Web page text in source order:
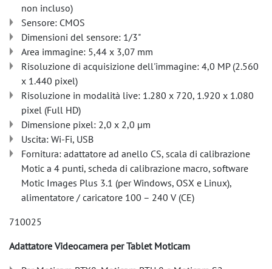
non incluso)
Sensore: CMOS
Dimensioni del sensore: 1/3"
Area immagine: 5,44 x 3,07 mm
Risoluzione di acquisizione dell'immagine: 4,0 MP (2.560
x 1.440 pixel)
Risoluzione in modalità live: 1.280 x 720, 1.920 x 1.080
pixel (Full HD)
Dimensione pixel: 2,0 x 2,0 µm
Uscita: Wi-Fi, USB
Fornitura: adattatore ad anello CS, scala di calibrazione
Motic a 4 punti, scheda di calibrazione macro, software
Motic Images Plus 3.1 (per Windows, OSX e Linux),
alimentatore / caricatore 100 – 240 V (CE)
710025
Adattatore Videocamera per Tablet Moticam